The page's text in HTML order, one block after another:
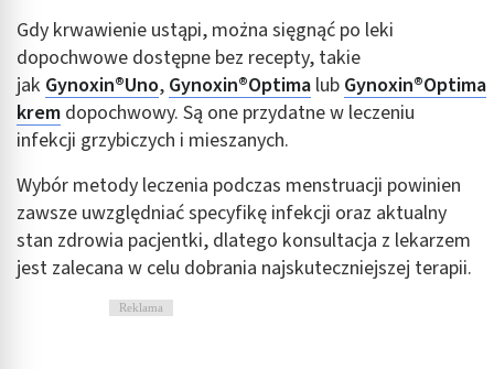
Gdy krwawienie ustąpi, można sięgnąć po leki
dopochwowe dostępne bez recepty, takie
jak Gynoxin®Uno, Gynoxin®Optima lub Gynoxin®Optima
krem dopochwowy. Są one przydatne w leczeniu
infekcji grzybiczych i mieszanych.
Wybór metody leczenia podczas menstruacji powinien
zawsze uwzględniać specyfikę infekcji oraz aktualny
stan zdrowia pacjentki, dlatego konsultacja z lekarzem
jest zalecana w celu dobrania najskuteczniejszej terapii.
Reklama